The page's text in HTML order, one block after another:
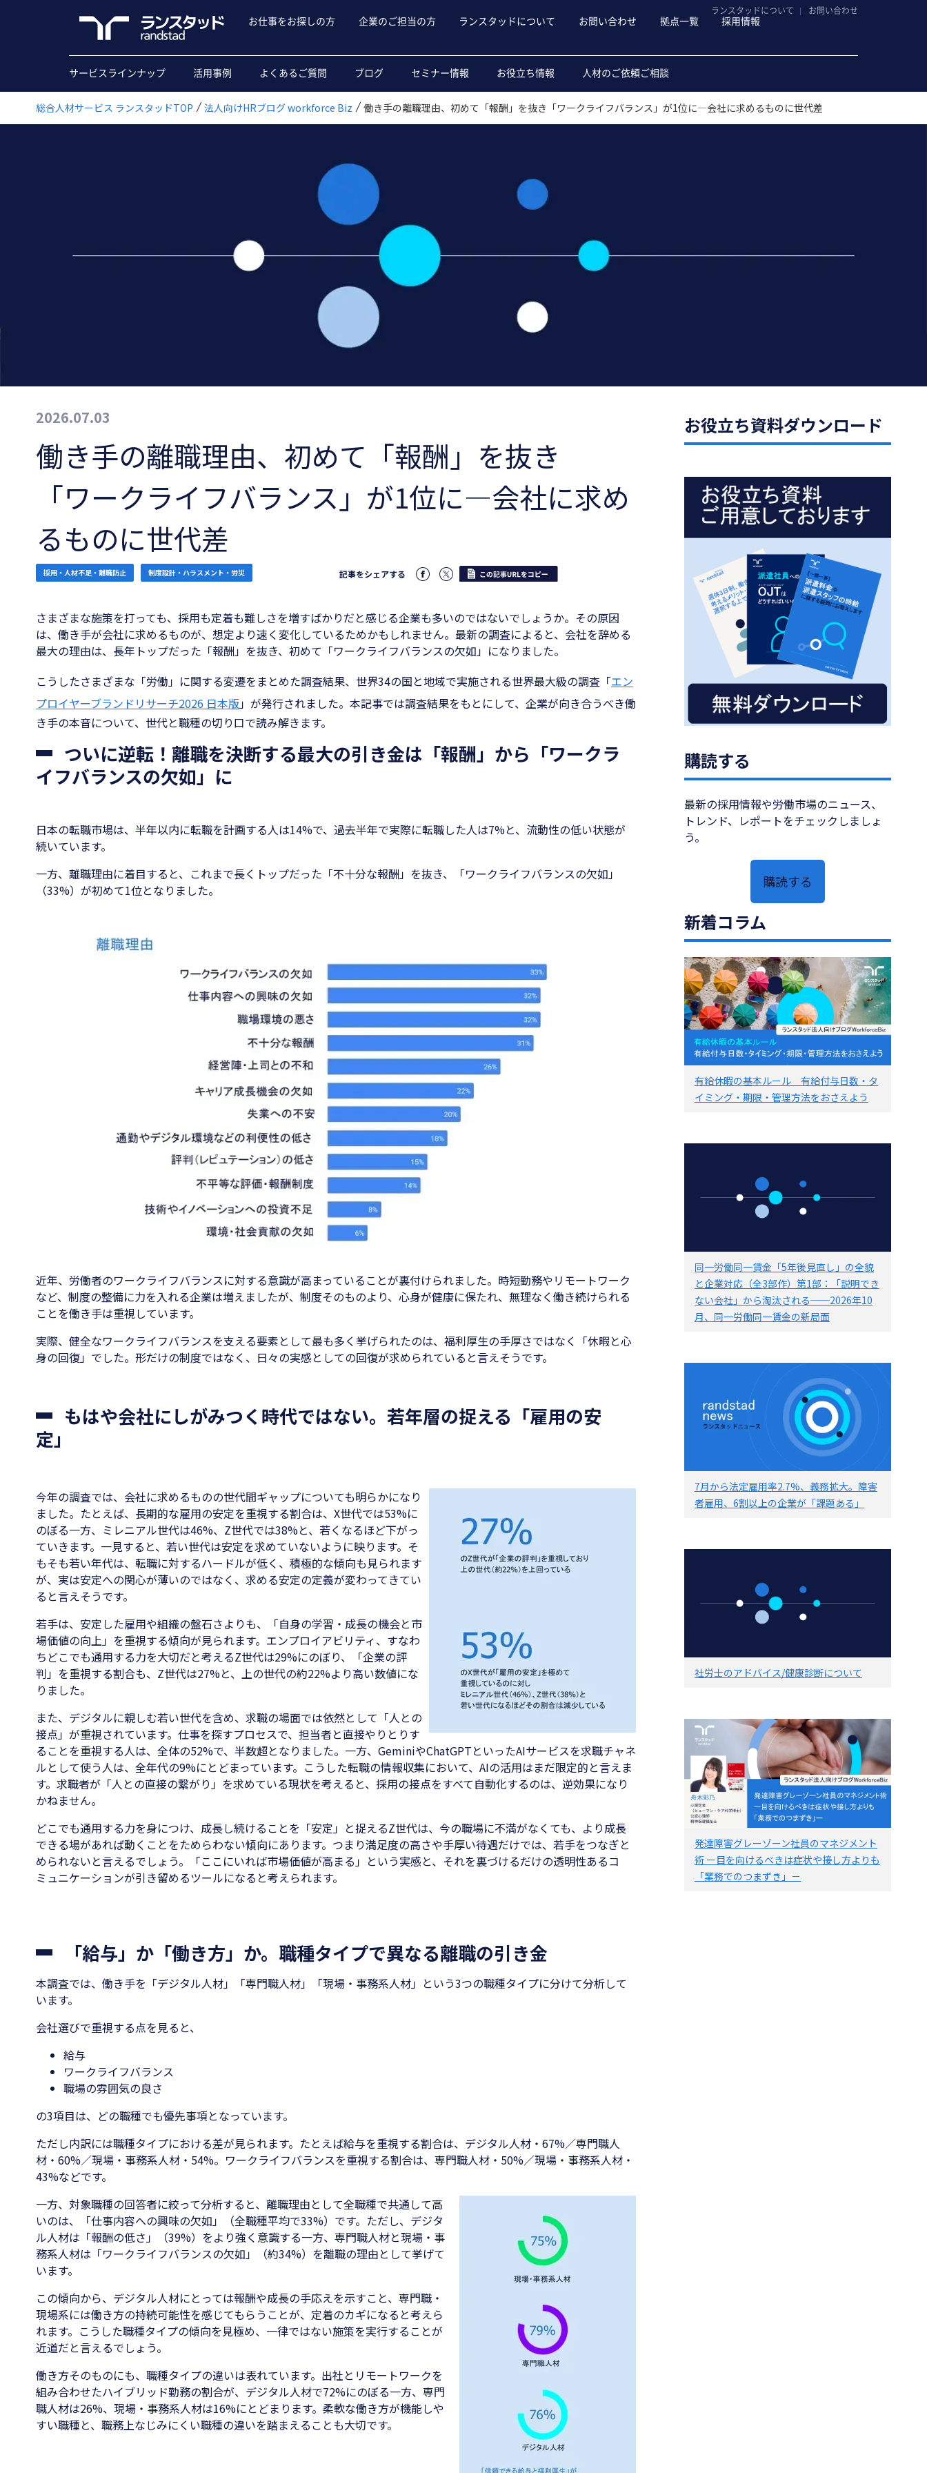
お仕事をお探しの方 企業のご担当の方 ランスタッドについて お問い合わせ 拠点一覧 採用情報
ランスタッドについて お問い合わせ
サービスラインナップ 活用事例 よくあるご質問 ブログ セミナー情報 お役立ち情報 人材のご依頼ご相談
総合人材サービス ランスタッドTOP 法人向けHRブログ workforce Biz 働き手の離職理由、初めて「報酬」を抜き「ワークライフバランス」が1位に―会社に求めるものに世代差
2026.07.03
働き手の離職理由、初めて「報酬」を抜き
「ワークライフバランス」が1位に―会社に求め
るものに世代差
採用・人材不足・離職防止 制度設計・ハラスメント・労災 記事をシェアする
さまざまな施策を打っても、採用も定着も難しさを増すばかりだと感じる企業も多いのではないでしょうか。その原因
は、働き手が会社に求めるものが、想定より速く変化しているためかもしれません。最新の調査によると、会社を辞める
最大の理由は、長年トップだった「報酬」を抜き、初めて「ワークライフバランスの欠如」になりました。
こうしたさまざまな「労働」に関する変遷をまとめた調査結果、世界34の国と地域で実施される世界最大級の調査「エン
プロイヤーブランドリサーチ2026 日本版」が発行されました。本記事では調査結果をもとにして、企業が向き合うべき働
き手の本音について、世代と職種の切り口で読み解きます。
ついに逆転！離職を決断する最大の引き金は「報酬」から「ワークラ
イフバランスの欠如」に
日本の転職市場は、半年以内に転職を計画する人は14%で、過去半年で実際に転職した人は7%と、流動性の低い状態が
続いています。
一方、離職理由に着目すると、これまで長くトップだった「不十分な報酬」を抜き、「ワークライフバランスの欠如」
（33%）が初めて1位となりました。
近年、労働者のワークライフバランスに対する意識が高まっていることが裏付けられました。時短勤務やリモートワーク
など、制度の整備に力を入れる企業は増えましたが、制度そのものより、心身が健康に保たれ、無理なく働き続けられる
ことを働き手は重視しています。
実際、健全なワークライフバランスを支える要素として最も多く挙げられたのは、福利厚生の手厚さではなく「休暇と心
身の回復」でした。形だけの制度ではなく、日々の実感としての回復が求められていると言えそうです。
もはや会社にしがみつく時代ではない。若年層の捉える「雇用の安
定」
今年の調査では、会社に求めるものの世代間ギャップについても明らかになり
ました。たとえば、長期的な雇用の安定を重視する割合は、X世代では53%に
のぼる一方、ミレニアル世代は46%、Z世代では38%と、若くなるほど下がっ
ていきます。一見すると、若い世代は安定を求めていないように映ります。そ
もそも若い年代は、転職に対するハードルが低く、積極的な傾向も見られます
が、実は安定への関心が薄いのではなく、求める安定の定義が変わってきてい
ると言えそうです。
若手は、安定した雇用や組織の盤石さよりも、「自身の学習・成長の機会と市
場価値の向上」を重視する傾向が見られます。エンプロイアビリティ、すなわ
ちどこでも通用する力を大切だと考えるZ世代は29%にのぼり、「企業の評
判」を重視する割合も、Z世代は27%と、上の世代の約22%より高い数値にな
りました。
また、デジタルに親しむ若い世代を含め、求職の場面では依然として「人との
接点」が重視されています。仕事を探すプロセスで、担当者と直接やりとりす
ることを重視する人は、全体の52%で、半数超となりました。一方、GeminiやChatGPTといったAIサービスを求職チャネ
ルとして使う人は、全年代の9%にとどまっています。こうした転職の情報収集において、AIの活用はまだ限定的と言えま
す。求職者が「人との直接の繋がり」を求めている現状を考えると、採用の接点をすべて自動化するのは、逆効果になり
かねません。
どこでも通用する力を身につけ、成長し続けることを「安定」と捉えるZ世代は、今の職場に不満がなくても、より成長
できる場があれば動くことをためらわない傾向にあります。つまり満足度の高さや手厚い待遇だけでは、若手をつなぎと
められないと言えるでしょう。「ここにいれば市場価値が高まる」という実感と、それを裏づけるだけの透明性あるコ
ミュニケーションが引き留めるツールになると考えられます。
「給与」か「働き方」か。職種タイプで異なる離職の引き金
本調査では、働き手を「デジタル人材」「専門職人材」「現場・事務系人材」という3つの職種タイプに分けて分析して
います。
会社選びで重視する点を見ると、
給与
ワークライフバランス
職場の雰囲気の良さ
の3項目は、どの職種でも優先事項となっています。
ただし内訳には職種タイプにおける差が見られます。たとえば給与を重視する割合は、デジタル人材・67%／専門職人
材・60%／現場・事務系人材・54%。ワークライフバランスを重視する割合は、専門職人材・50%／現場・事務系人材・
43%などです。
一方、対象職種の回答者に絞って分析すると、離職理由として全職種で共通して高
いのは、「仕事内容への興味の欠如」（全職種平均で33%）です。ただし、デジタ
ル人材は「報酬の低さ」（39%）をより強く意識する一方、専門職人材と現場・事
務系人材は「ワークライフバランスの欠如」（約34%）を離職の理由として挙げて
います。
この傾向から、デジタル人材にとっては報酬や成長の手応えを示すこと、専門職・
現場系には働き方の持続可能性を感じてもらうことが、定着のカギになると考えら
れます。こうした職種タイプの傾向を見極め、一律ではない施策を実行することが
近道だと言えるでしょう。
働き方そのものにも、職種タイプの違いは表れています。出社とリモートワークを
組み合わせたハイブリッド勤務の割合が、デジタル人材で72%にのぼる一方、専門
職人材は26%、現場・事務系人材は16%にとどまります。柔軟な働き方が機能しや
すい職種と、職務上なじみにくい職種の違いを踏まえることも大切です。
お役立ち資料ダウンロード
購読する
最新の採用情報や労働市場のニュース、
トレンド、レポートをチェックしましょ
う。
購読する
新着コラム
有給休暇の基本ルール 有給付与日数・タ
イミング・期限・管理方法をおさえよう
同一労働同一賃金「5年後見直し」の全貌
と企業対応（全3部作）第1部：「説明でき
ない会社」から淘汰される──2026年10
月、同一労働同一賃金の新局面
7月から法定雇用率2.7%、義務拡大。障害
者雇用、6割以上の企業が「課題ある」
社労士のアドバイス/健康診断について
発達障害グレーゾーン社員のマネジメント
術 ー目を向けるべきは症状や接し方よりも
「業務でのつまずき」－